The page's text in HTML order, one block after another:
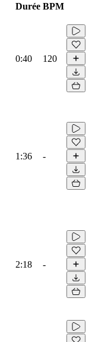
Durée BPM
0:40 120
1:36 -
2:18 -